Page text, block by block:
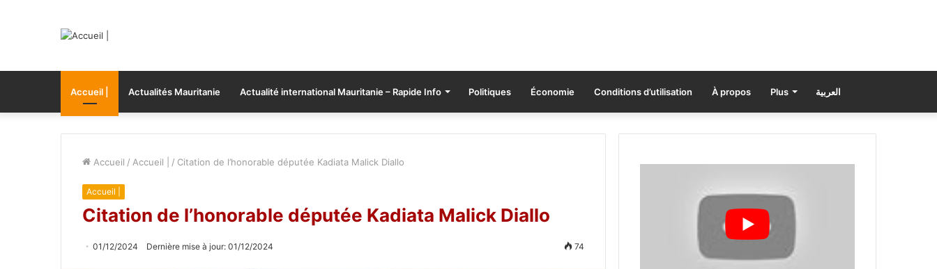
Accueil | Actualités Mauritanie Actualité international Mauritanie – Rapide Info Politiques Économie Conditions d’utilisation À propos Plus العربية
Accueil / Accueil | / Citation de l’honorable députée Kadiata Malick Diallo
Accueil |
Citation de l’honorable députée Kadiata Malick Diallo
01/12/2024 Dernière mise à jour: 01/12/2024 74